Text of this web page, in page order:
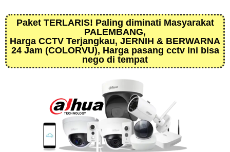
Paket TERLARIS! Paling diminati Masyarakat
PALEMBANG,
Harga CCTV Terjangkau, JERNIH & BERWARNA
24 Jam (COLORVU), Harga pasang cctv ini bisa
nego di tempat